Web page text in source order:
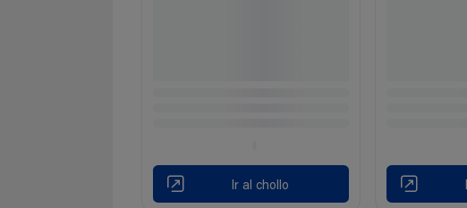
Ir al chollo